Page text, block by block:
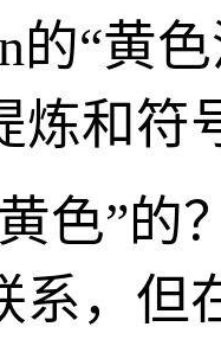
的“黄
炼和符
色”的
系，但